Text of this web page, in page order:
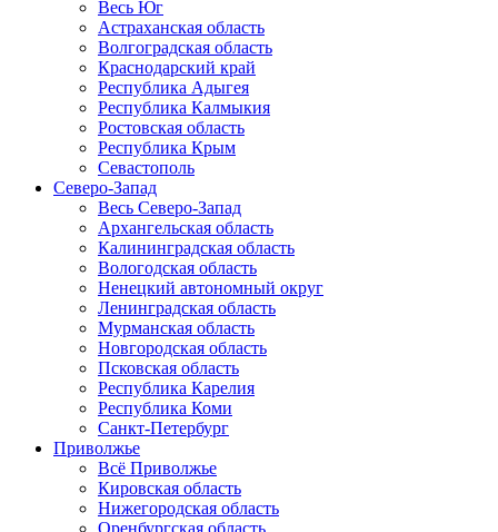
Весь Юг
Астраханская область
Волгоградская область
Краснодарский край
Республика Адыгея
Республика Калмыкия
Ростовская область
Республика Крым
Севастополь
Северо-Запад
Весь Северо-Запад
Архангельская область
Калининградская область
Вологодская область
Ненецкий автономный округ
Ленинградская область
Мурманская область
Новгородская область
Псковская область
Республика Карелия
Республика Коми
Санкт-Петербург
Приволжье
Всё Приволжье
Кировская область
Нижегородская область
Оренбургская область